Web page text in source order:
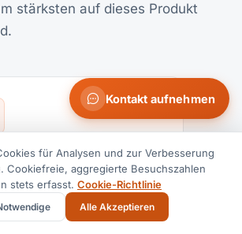
stärksten auf dieses Produkt
& Konsumgüter
Kontakt aufnehmen
für Analysen und zur Verbesserung
Cookiefreie, aggregierte Besuchszahlen
stets erfasst. Cookie-Richtlinie
Alle Akzeptieren